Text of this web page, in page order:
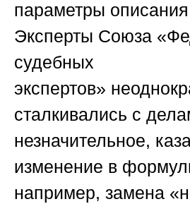
параметры
Эксперты Союза
судебных
экспертов»
сталкивались с
незначительное,
изменение в
например, замена